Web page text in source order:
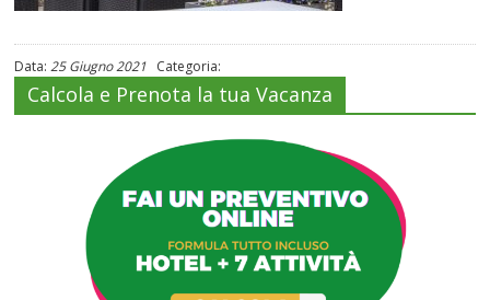
Data:25 Giugno 2021 Categoria:
Calcola e Prenota la tua Vacanza